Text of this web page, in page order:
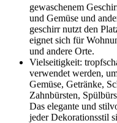
gewaschenem
und Gemüse und
geschirr nutzt den
eignet sich für
und andere Orte.
Vielseitigkeit:
verwendet werden,
Gemüse, Getränke,
Zahnbürsten,
Das elegante und
jeder Dekorationsstil